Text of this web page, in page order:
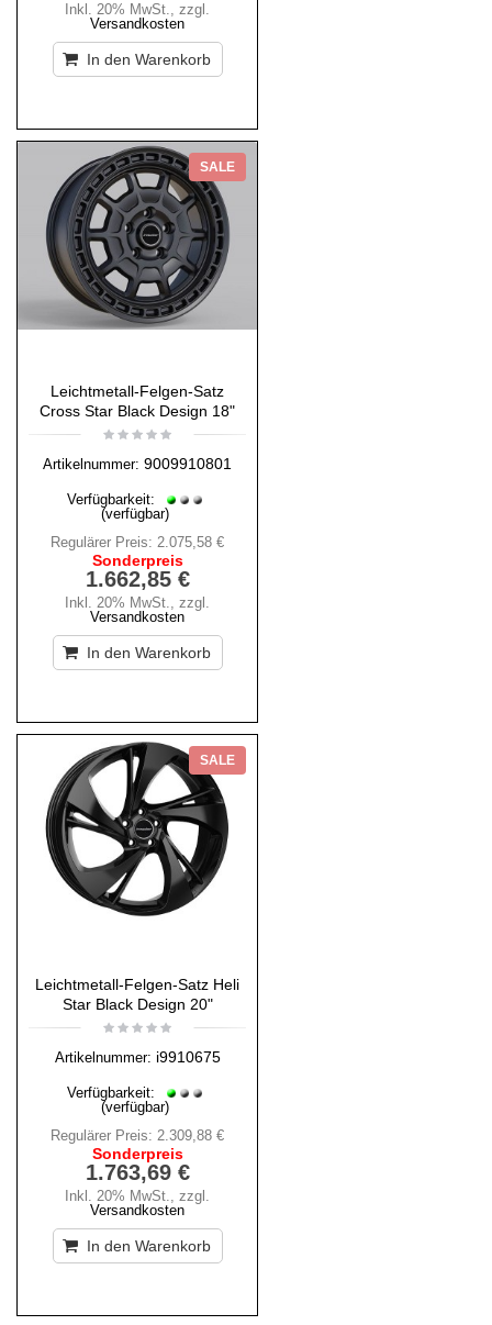
Inkl. 20% MwSt., zzgl.
Versandkosten
In den Warenkorb
SALE
Leichtmetall-Felgen-Satz
Cross Star Black Design 18"
Artikelnummer: 9009910801
Verfügbarkeit:
(verfügbar)
Regulärer Preis: 2.075,58 €
Sonderpreis
1.662,85 €
Inkl. 20% MwSt., zzgl.
Versandkosten
In den Warenkorb
SALE
Leichtmetall-Felgen-Satz Heli
Star Black Design 20"
Artikelnummer: i9910675
Verfügbarkeit:
(verfügbar)
Regulärer Preis: 2.309,88 €
Sonderpreis
1.763,69 €
Inkl. 20% MwSt., zzgl.
Versandkosten
In den Warenkorb